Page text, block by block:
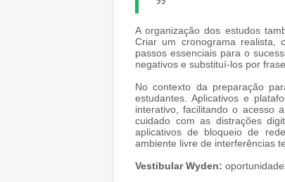
A organização dos estudos
Criar um cronograma realista,
passos essenciais para o
negativos e substituí-los por
No contexto da preparação
estudantes. Aplicativos e
interativo, facilitando o acesso
cuidado com as distrações
aplicativos de bloqueio de
ambiente livre de interferências
Vestibular Wyden: